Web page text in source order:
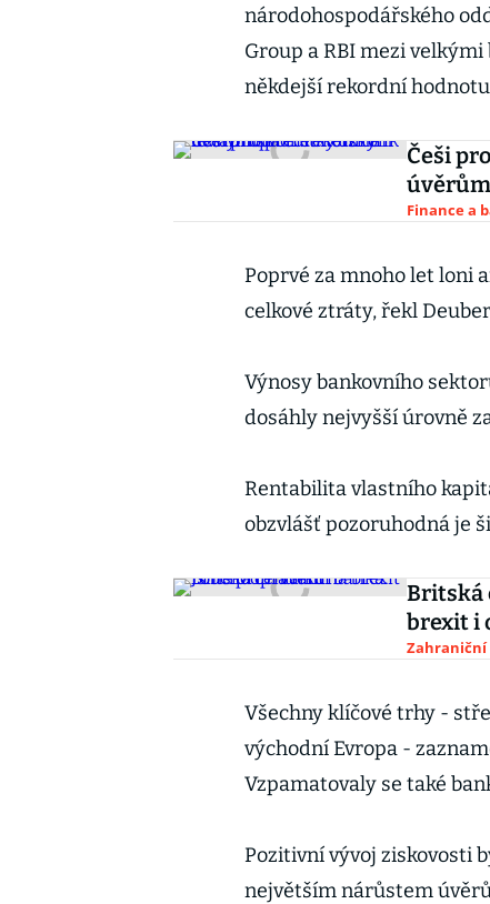
národohospodářského
Group a RBI mezi
někdejší rekordní
Češi
Finance a
Poprvé za mnoho let loni
celkové ztráty, řekl
Výnosy bankovního
dosáhly nejvyšší úrovně
Rentabilita vlastního
obzvlášť pozoruhodná je
Britská
brexit i
Zahraniční
Všechny klíčové trhy -
východní Evropa -
Vzpamatovaly se také
Pozitivní vývoj ziskovosti
největším nárůstem